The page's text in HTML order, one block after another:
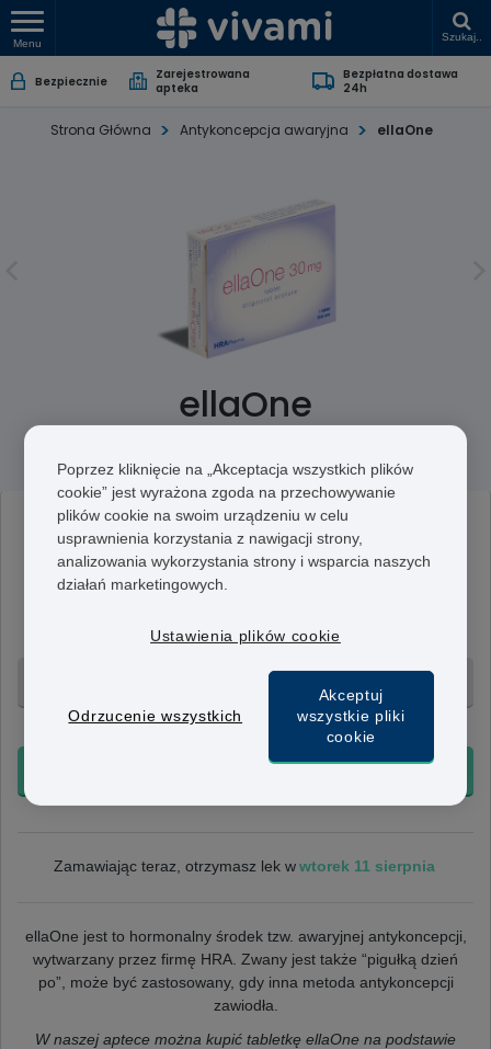
Menu
Szukaj..
Bezpiecznie
Zarejestrowana
apteka
Bezpłatna dostawa
24h
Strona Główna Antykoncepcja awaryjna ellaOne
ellaOne
EllaOne
30mg
Tabletki EllaOne zawierają 30 mg octanu uliprystalu.
odbyciu stosunku.
+ Bezpłatna dostawa 24h
Zamawiając teraz, otrzymasz lek w wtorek 11 sierpnia
ellaOne jest to hormonalny środek tzw. awaryjnej antykoncepcji,
wytwarzany przez firmę HRA. Zwany jest także “pigułką dzień
po”, może być zastosowany, gdy inna metoda antykoncepcji
zawiodła.
W naszej aptece można kupić tabletkę ellaOne na podstawie
Poprzez kliknięcie na „Akceptacja wszystkich plików
cookie” jest wyrażona zgoda na przechowywanie
plików cookie na swoim urządzeniu w celu
usprawnienia korzystania z nawigacji strony,
analizowania wykorzystania strony i wsparcia naszych
działań marketingowych.
Ustawienia plików cookie
Odrzucenie wszystkich
Akceptuj
wszystkie pliki
cookie